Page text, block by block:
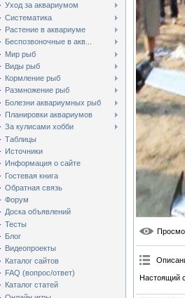
Уход за аквариумом
Систематика
Растение в аквариуме
Беспозвоночные в акв...
Мир рыб
Виды рыб
Кормление рыб
Размножение рыб
Болезни аквариумных рыб
Планировки аквариумов
За кулисами хобби
Таблицы
Источники
Информация о сайте
Гостевая книга
Обратная связь
Форум
Доска объявлений
Тесты
Блог
Видеопроекты
Каталог сайтов
FAQ (вопрос/ответ)
Каталог статей
Настоящий